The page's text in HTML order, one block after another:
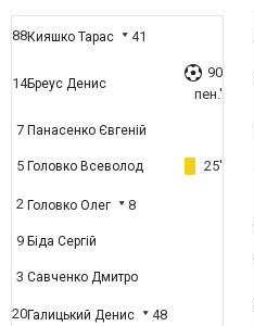
88Кияшко Тарас 41
14Бреус Денис
90
пен.'
7 Панасенко Євгеній
5 Головко Всеволод 25'
2 Головко Олег 8
9 Біда Сергій
3 Савченко Дмитро
20Галицький Денис 48